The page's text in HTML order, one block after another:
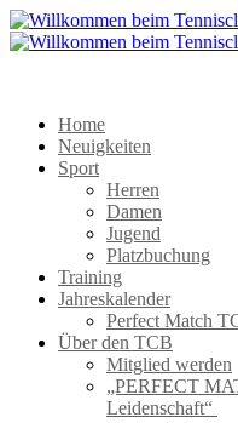
Home
Neuigkeiten
Sport
Herren
Damen
Jugend
Platzbuchung
Training
Jahreskalender
Perfect Match
Über den TCB
Mitglied werden
„PERFECT
Leidenschaft“